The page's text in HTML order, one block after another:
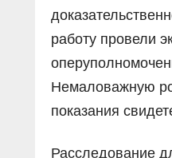
работу провели
Немаловажную
показания
Расследование